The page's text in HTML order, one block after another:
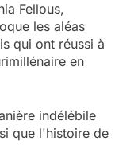
Fellous,
les aléas
qui ont réussi à
en
indélébile
que l'histoire de